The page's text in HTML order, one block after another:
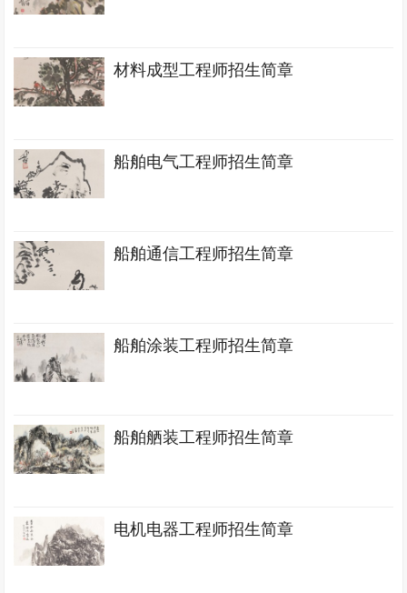
材料成型工程师招生简章
船舶电气工程师招生简章
船舶通信工程师招生简章
船舶涂装工程师招生简章
船舶舾装工程师招生简章
电机电器工程师招生简章